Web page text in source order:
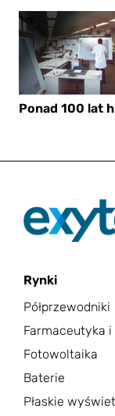
Ponad 100 lat
Rynki
Półprzewodniki
Farmaceutyka
Fotowoltaika
Baterie
Płaskie